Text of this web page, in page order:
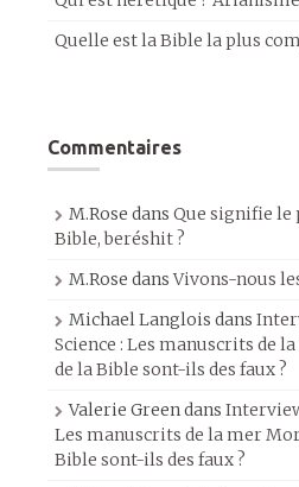
Quelle est la Bible la plus
Commentaires
M.Rose dans Que signifie
Bible, beréshit ?
M.Rose dansVivons-nous
Michael Langlois dans
Science : Les manuscrits de
de la Bible sont-ils des faux ?
Valerie Greendans
Les manuscrits de la mer
Bible sont-ils des faux ?